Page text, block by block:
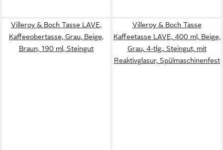
Villeroy & Boch Tasse LAVE,
Kaffeeobertasse, Grau, Beige,
Braun, 190 ml, Steingut
Villeroy & Boch Tasse
Kaffeetasse LAVE, 400 ml, Beige,
Grau, 4-tlg., Steingut, mit
Reaktivglasur, Spülmaschinenfest